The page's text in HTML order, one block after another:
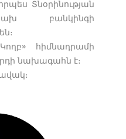
Տնօրինության
բանկինգի
հիմնադրամի
նախագահն է։